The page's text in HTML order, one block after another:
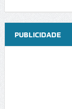
PUBLICIDADE